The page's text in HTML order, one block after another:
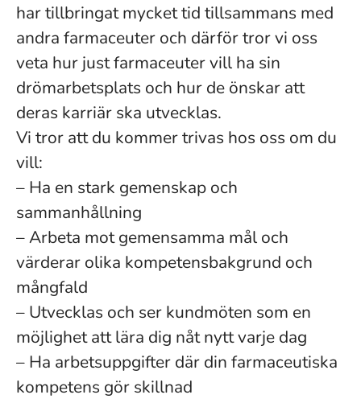
har tillbringat mycket tid tillsammans med
andra farmaceuter och därför tror vi oss
veta hur just farmaceuter vill ha sin
drömarbetsplats och hur de önskar att
deras karriär ska utvecklas.
Vi tror att du kommer trivas hos oss om du
vill:
– Ha en stark gemenskap och
sammanhållning
– Arbeta mot gemensamma mål och
värderar olika kompetensbakgrund och
mångfald
– Utvecklas och ser kundmöten som en
möjlighet att lära dig nåt nytt varje dag
– Ha arbetsuppgifter där din farmaceutiska
kompetens gör skillnad